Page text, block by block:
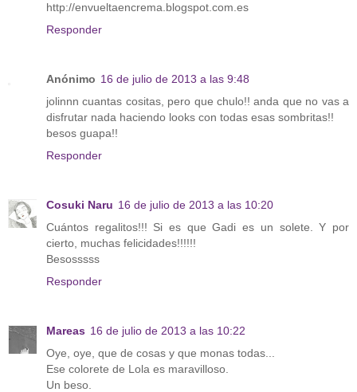
http://envueltaencrema.blogspot.com.es
Responder
Anónimo 16 de julio de 2013 a las 9:48
jolinnn cuantas cositas, pero que chulo!! anda que no vas a
disfrutar nada haciendo looks con todas esas sombritas!!
besos guapa!!
Responder
Cosuki Naru 16 de julio de 2013 a las 10:20
Cuántos regalitos!!! Si es que Gadi es un solete. Y por
cierto, muchas felicidades!!!!!!
Besosssss
Responder
Mareas 16 de julio de 2013 a las 10:22
Oye, oye, que de cosas y que monas todas...
Ese colorete de Lola es maravilloso.
Un beso.